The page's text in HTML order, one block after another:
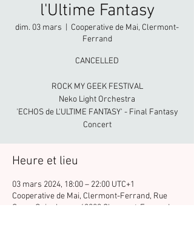
l'Ultime Fantasy
dim. 03 mars
Cooperative de Mai, Clermont-
Ferrand
CANCELLED
ROCK MY GEEK FESTIVAL
Neko Light Orchestra
'ECHOS de L'ULTIME FANTASY' - Final Fantasy
Concert
Heure et lieu
03 mars 2024, 18:00 – 22:00 UTC+1
Cooperative de Mai, Clermont-Ferrand, Rue
Serge Gainsbourg, 63000 Clermont-Ferrand,